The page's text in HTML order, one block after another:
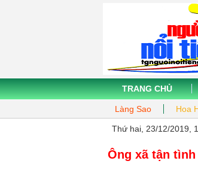
TRANG CHỦ
Làng Sao Hoa
Thứ hai, 23/12/2019,
Ông xã tận